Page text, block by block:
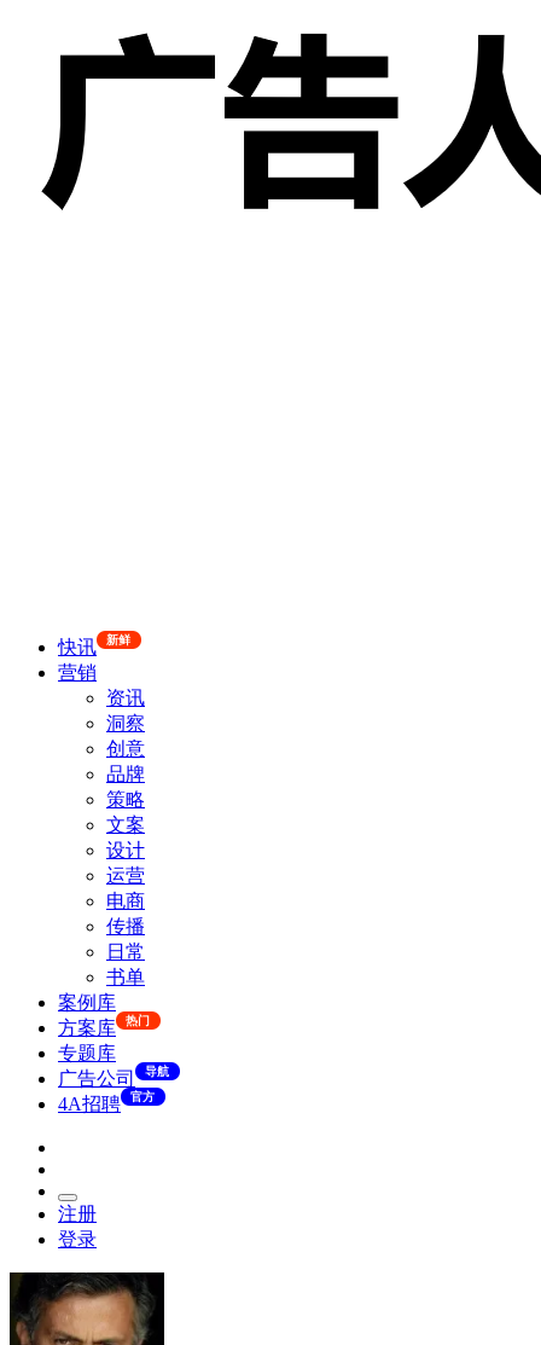
快讯 新鲜
营销
资讯
洞察
创意
品牌
策略
文案
设计
运营
电商
传播
日常
书单
案例库
方案库
热门
专题库
广告公司
导航
4A招聘 官方
注册
登录